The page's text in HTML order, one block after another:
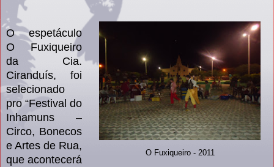
O Fuxiqueiro - 2011
O espetáculo
O Fuxiqueiro
da Cia.
Ciranduís, foi
selecionado
pro “Festival do
Inhamuns –
Circo, Bonecos
e Artes de Rua,
que acontecerá